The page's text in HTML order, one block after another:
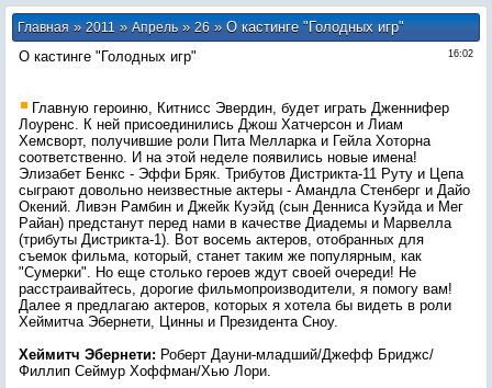
Главная»2011 » Апрель » 26» О кастинге "Голодных игр"
16:02
О кастинге "Голодных игр"
Главную героиню, Китнисс Эвердин, будет играть Дженнифер
Лоуренс. К ней присоединились Джош Хатчерсон и Лиам
Хемсворт, получившие роли Пита Мелларка и Гейла Хоторна
соответственно. И на этой неделе появились новые имена!
Элизабет Бенкс - Эффи Бряк. Трибутов Дистрикта-11 Руту и Цепа
сыграют довольно неизвестные актеры - Амандла Стенберг и Дайо
Окений. Ливэн Рамбин и Джейк Куэйд (сын Денниса Куэйда и Мег
Райан) предстанут перед нами в качестве Диадемы и Марвелла
(трибуты Дистрикта-1). Вот восемь актеров, отобранных для
съемок фильма, который, станет таким же популярным, как
"Сумерки". Но еще столько героев ждут своей очереди! Не
расстраивайтесь, дорогие фильмопроизводители, я помогу вам!
Далее я предлагаю актеров, которых я хотела бы видеть в роли
Хеймитча Эбернети, Цинны и Президента Сноу.
Хеймитч Эбернети: Роберт Дауни-младший/Джефф Бриджс/
Филлип Сеймур Хоффман/Хью Лори.